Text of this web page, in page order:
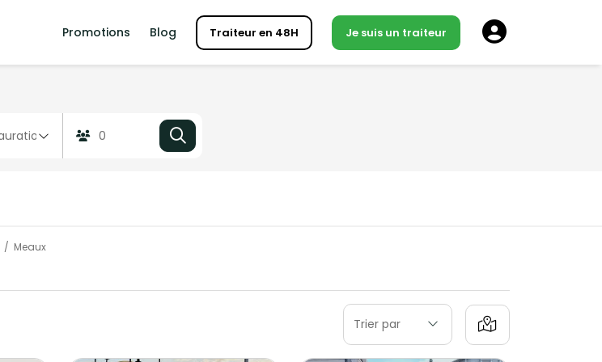
Promotions Blog Traiteur en 48H Je suis un traiteur
Meaux
Trier par